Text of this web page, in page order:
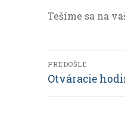
Tešíme sa na
v
PREDOŠLÉ
Predchádzajúci
Otváracie
Nevyhnutné